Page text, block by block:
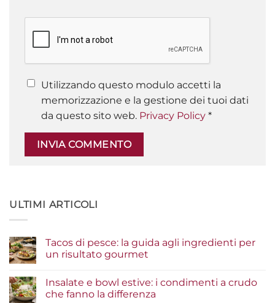
Utilizzando questo modulo accetti la
memorizzazione e la gestione dei tuoi dati
da questo sito web. Privacy Policy *
ULTIMI ARTICOLI
Tacos di pesce: la guida agli ingredienti per
un risultato gourmet
su
Tacos
di
Insalate e bowl estive: i condimenti a crudo
che fanno la differenza